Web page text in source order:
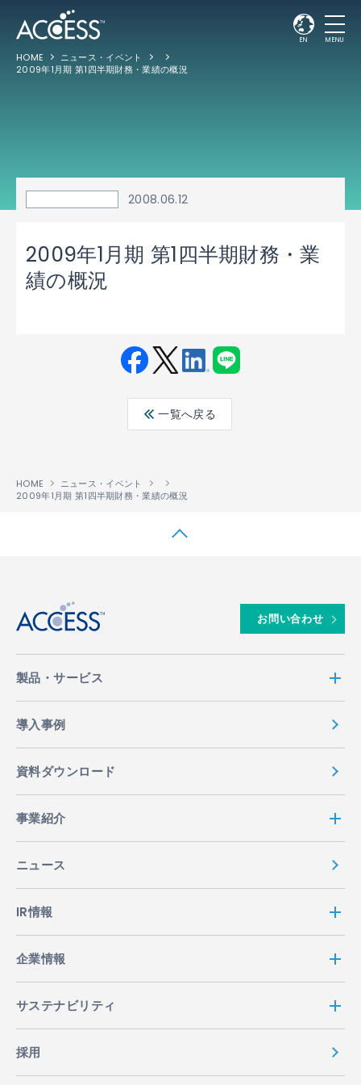
EN MENU
HOME
ニュース・イベント
2009年1月期 第1四半期財務・業績の概況
2008.06.12
2009年1月期 第1四半期財務・業
績の概況
ebo ter
edin
一覧へ戻る
HOME
ニュース・イベント
2009年1月期 第1四半期財務・業績の概況
お問い合わせ
製品・サービス
導入事例
資料ダウンロード
事業紹介
ニュース
IR情報
企業情報
サステナビリティ
採用